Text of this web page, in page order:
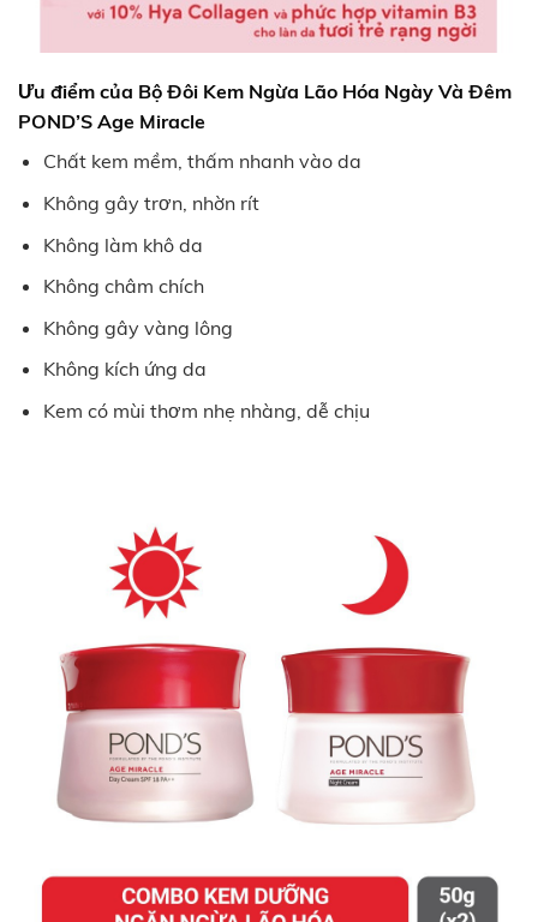
Ưu điểm của Bộ Đôi Kem Ngừa Lão Hóa Ngày Và Đêm
POND’S Age Miracle
Chất kem mềm, thấm nhanh vào da
Không gây trơn, nhờn rít
Không làm khô da
Không châm chích
Không gây vàng lông
Không kích ứng da
Kem có mùi thơm nhẹ nhàng, dễ chịu